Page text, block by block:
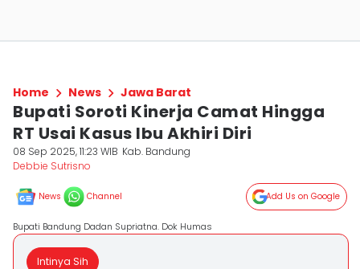
Home News Jawa Barat
Bupati Soroti Kinerja Camat Hingga
RT Usai Kasus Ibu Akhiri Diri
08 Sep 2025, 11:23 WIB Kab. Bandung
Debbie Sutrisno
News Channel Add Us on Google
Bupati Bandung Dadan Supriatna. Dok Humas
Intinya Sih